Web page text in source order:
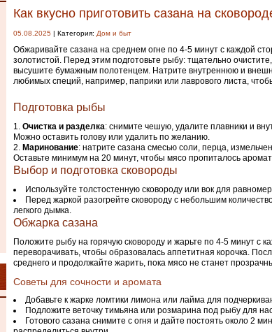
Как вкусно приготовить сазана на
05.08.2025 | Категория: Дом и быт
Обжаривайте сазана на среднем огне по 4-5 минут с каждой
золотистой. Перед этим подготовьте рыбу: тщательно
высушите бумажным полотенцем. Натрите внутреннюю и
любимых специй, например, паприки или лаврового листа,
Подготовка рыбы
Очистка и разделка: снимите чешую, удалите плавники и
Можно оставить голову или удалить по желанию.
Маринование: натрите сазана смесью соли, перца,
Оставьте минимум на 20 минут, чтобы мясо пропиталось
Выбор и подготовка сковороды
Используйте толстостенную сковороду или вок для
Перед жаркой разогрейте сковороду с небольшим
легкого дымка.
Обжарка сазана
Положите рыбу на горячую сковороду и жарьте по 4-5 минут с
переворачивать, чтобы образовалась аппетитная корочка.
среднего и продолжайте жарить, пока мясо не станет
Советы для сочности и аромата
Добавьте к жарке ломтики лимона или лайма для
Подложите веточку тимьяна или розмарина под рыбу для
Готового сазана снимите с огня и дайте постоять около 2